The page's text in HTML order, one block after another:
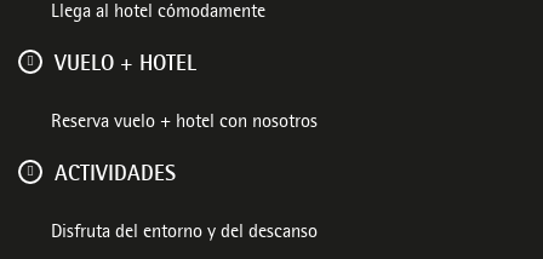
Llega al hotel cómodamente
VUELO + HOTEL
Reserva vuelo + hotel con nosotros
ACTIVIDADES
Disfruta del entorno y del descanso